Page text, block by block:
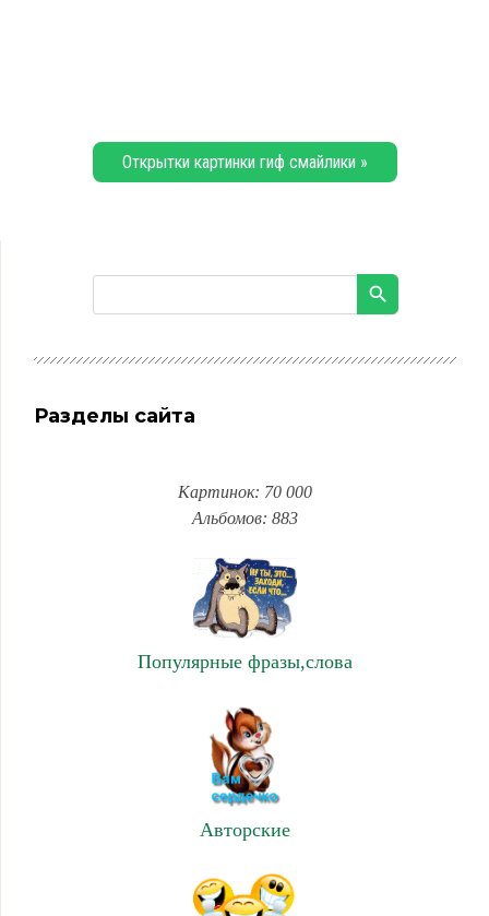
Открытки картинки гиф смайлики »
Разделы сайта
Картинок: 70 000
Альбомов: 883
Популярные фразы,слова
Авторские